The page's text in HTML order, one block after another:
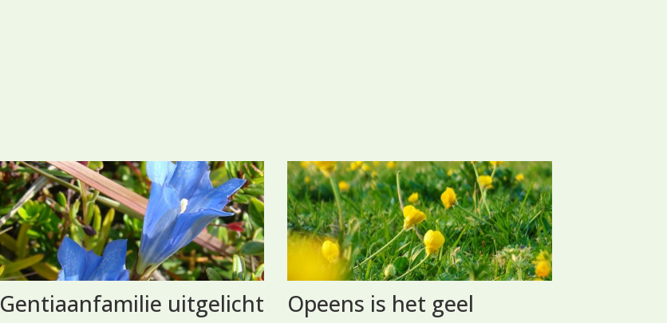
Gentiaanfamilie uitgelicht Opeens is het geel